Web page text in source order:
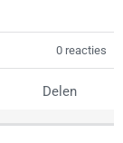
0 reacties
Delen